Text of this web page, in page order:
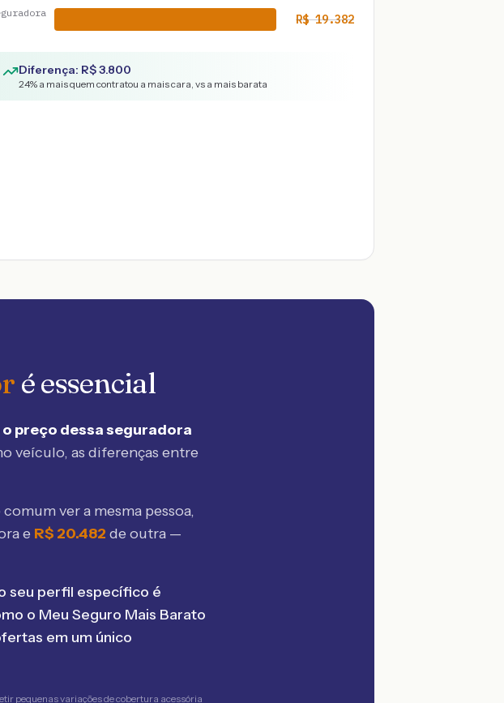
R$19.382
Diferença: R$3.800
24% a mais quem contratou a mais cara, vs a mais barata
é essencial
preço dessa seguradora
veículo, as diferenças entre
comum ver a mesma pessoa,
e R$ 20.482 de outra —
seu perfil específico é
o Meu Seguro Mais Barato
em um único
pequenas variações de cobertura acessória